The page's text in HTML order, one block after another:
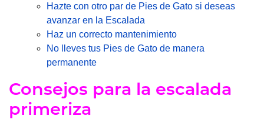
Hazte con otro par de Pies de Gato si deseas
avanzar en la Escalada
Haz un correcto mantenimiento
No lleves tus Pies de Gato de manera
permanente
Consejos para la escalada
primeriza